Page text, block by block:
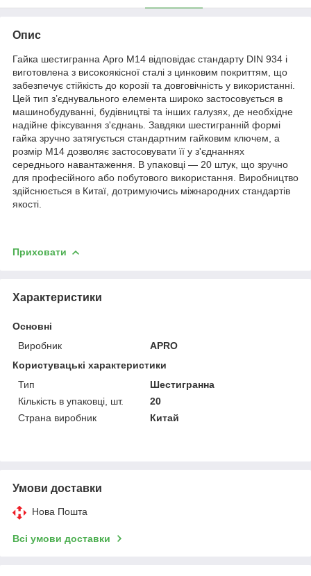
Опис
Гайка шестигранна Apro М14 відповідає стандарту DIN 934 і
виготовлена з високоякісної сталі з цинковим покриттям, що
забезпечує стійкість до корозії та довговічність у використанні.
Цей тип з’єднувального елемента широко застосовується в
машинобудуванні, будівництві та інших галузях, де необхідне
надійне фіксування з'єднань. Завдяки шестигранній формі
гайка зручно затягується стандартним гайковим ключем, а
розмір М14 дозволяє застосовувати її у з'єднаннях
середнього навантаження. В упаковці — 20 штук, що зручно
для професійного або побутового використання. Виробництво
здійснюється в Китаї, дотримуючись міжнародних стандартів
якості.
Приховати
Характеристики
Основні
Виробник
APRO
Користувацькі характеристики
Тип
Шестигранна
Кількість в упаковці, шт.
20
Страна виробник
Китай
Умови доставки
Нова Пошта
Всі умови доставки